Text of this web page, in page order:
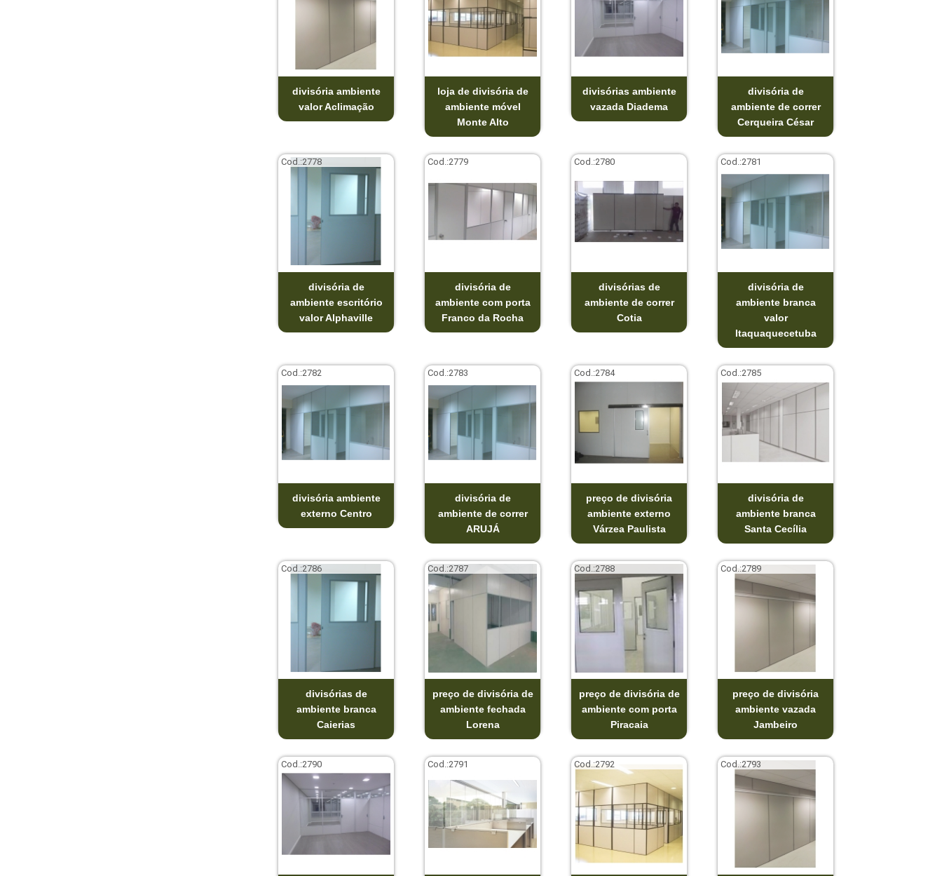
divisória ambiente
valor Aclimação
loja de divisória de
ambiente móvel
Monte Alto
divisórias ambiente
vazada Diadema
divisória de
ambiente de correr
Cerqueira César
Cod.:2778
divisória de
ambiente escritório
valor Alphaville
Cod.:2779
divisória de
ambiente com porta
Franco da Rocha
Cod.:2780
divisórias de
ambiente de correr
Cotia
Cod.:2781
divisória de
ambiente branca
valor
Itaquaquecetuba
Cod.:2782
divisória ambiente
externo Centro
Cod.:2783
divisória de
ambiente de correr
ARUJÁ
Cod.:2784
preço de divisória
ambiente externo
Várzea Paulista
Cod.:2785
divisória de
ambiente branca
Santa Cecília
Cod.:2786
divisórias de
ambiente branca
Caierias
Cod.:2787
preço de divisória de
ambiente fechada
Lorena
Cod.:2788
preço de divisória de
ambiente com porta
Piracaia
Cod.:2789
preço de divisória
ambiente vazada
Jambeiro
Cod.:2790 Cod.:2791 Cod.:2792 Cod.:2793